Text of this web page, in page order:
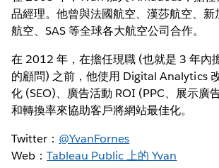
品經理。他曾與法國航空、漢莎航空、新
航空、SAS 等全球各大航空公司合作。
在 2012 年，在擔任現職 (也就是 3 年內
的顧問) 之前，他使用 Digital Analytics
化 (SEO)、廣告活動 ROI (PPC、展示廣
和轉換率來協助客戶將網站最佳化。
Twitter： @YvanFornes
Web：Tableau Public 上的 Yvan